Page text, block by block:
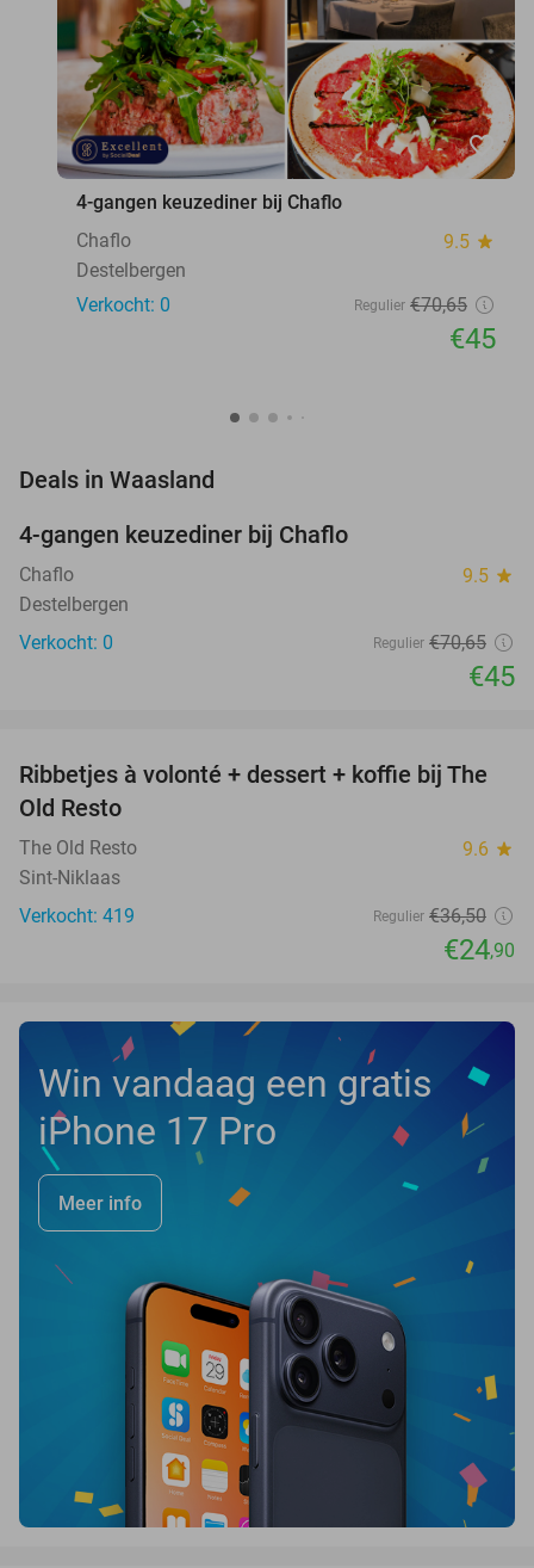
favorite_border
4-gangen keuzediner bij Chaflo
Chaflo
9.5 star
Destelbergen
Verkocht: 0
Regulier €70,65
€45
Deals in Waasland
NEW
TODAY
4-gangen keuzediner bij Chaflo
Chaflo 9.5 star
Destelbergen
Verkocht: 0
Regulier €70,65
€45
32%
Ribbetjes à volonté + dessert + koffie bij The
Old Resto
The Old Resto 9.6 star
Sint-Niklaas
Verkocht: 419
Regulier €36,50
€24,90
Win vandaag een gratis
iPhone 17 Pro
Meer info